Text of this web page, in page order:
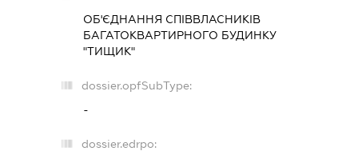
ОБ'ЄДНАННЯ СПІВВЛАСНИКІВ
БАГАТОКВАРТИРНОГО БУДИНКУ
"ТИЩИК"
dossier.opfSubType:
-
dossier.edrpo: